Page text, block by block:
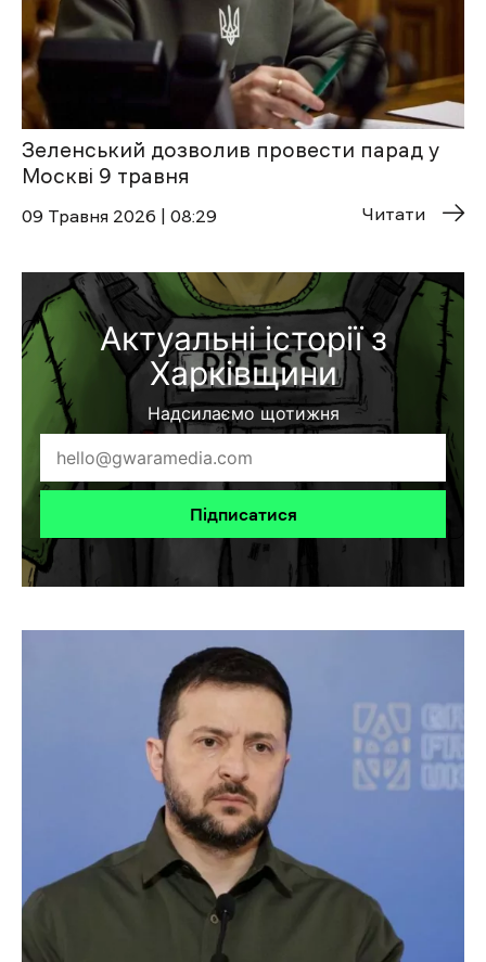
Зеленський дозволив провести парад у
Москві 9 травня
09 Травня 2026 | 08:29 Читати
Актуальні історії з
Харківщини
Надсилаємо щотижня
Підписатися